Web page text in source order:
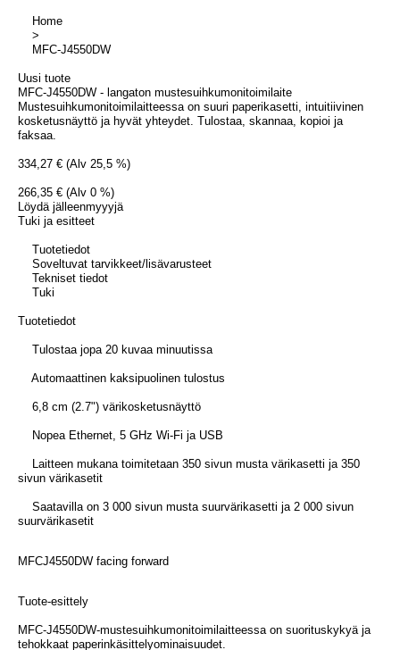
Home
>
MFC-J4550DW
Uusi tuote
MFC-J4550DW - langaton mustesuihkumonitoimilaite
Mustesuihkumonitoimilaitteessa on suuri paperikasetti, intuitiivinen
kosketusnäyttö ja hyvät yhteydet. Tulostaa, skannaa, kopioi ja
faksaa.
334,27 € (Alv 25,5 %)
266,35 € (Alv 0 %)
Löydä jälleenmyyyjä
Tuki ja esitteet
Tuotetiedot
Soveltuvat tarvikkeet/lisävarusteet
Tekniset tiedot
Tuki
Tuotetiedot
Tulostaa jopa 20 kuvaa minuutissa
Automaattinen kaksipuolinen tulostus
6,8 cm (2.7") värikosketusnäyttö
Nopea Ethernet, 5 GHz Wi-Fi ja USB
Laitteen mukana toimitetaan 350 sivun musta värikasetti ja 350
sivun värikasetit
Saatavilla on 3 000 sivun musta suurvärikasetti ja 2 000 sivun
suurvärikasetit
MFCJ4550DW facing forward
Tuote-esittely
MFC-J4550DW-mustesuihkumonitoimilaitteessa on suorituskykyä ja
tehokkaat paperinkäsittelyominaisuudet.